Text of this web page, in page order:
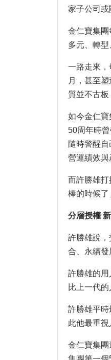
家子公司或
金仁寶集
多元、轉型
一路走來
月，甚至
質並不古板
如今金仁
50周年時
隨時警醒
營運績效與
而許勝雄
棒的時候了
分層授權
許勝雄說
合、永續發
許勝雄的
比上一代
許勝雄平
此他最重視
金仁寶集團